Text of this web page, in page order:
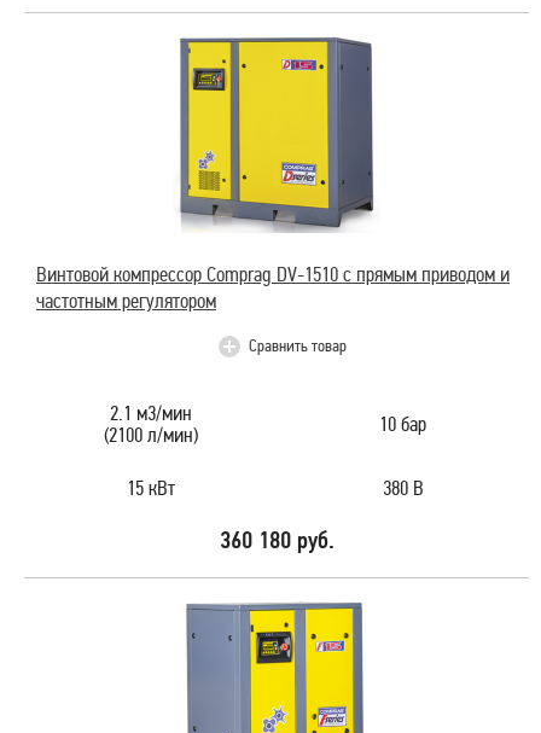
Винтовой компрессор Comprag DV-1510 с прямым приводом и
частотным регулятором
Сравнить товар
2.1 м3/мин
(2100 л/мин)
10 бар
15 кВт 380 В
360 180 руб.